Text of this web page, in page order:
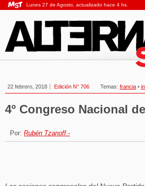
Lunes 27 de Agosto, actualizado hace 4 hs.
22 febrero, 2018 Edición N° 706 Temas: francia •
4º Congreso Nacional
Por: Rubén Tzanoff -